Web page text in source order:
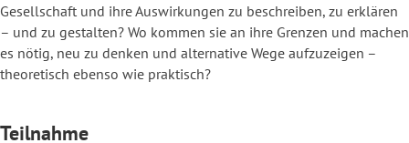
Gesellschaft und ihre Auswirkungen zu beschreiben, zu erklären
– und zu gestalten? Wo kommen sie an ihre Grenzen und machen
es nötig, neu zu denken und alternative Wege aufzuzeigen –
theoretisch ebenso wie praktisch?
Teilnahme